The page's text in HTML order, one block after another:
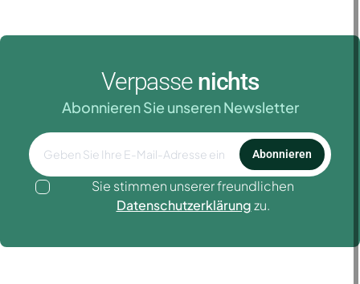
Verpasse nichts
Abonnieren Sie unseren Newsletter
Abonnieren
Sie stimmen unserer freundlichen
Datenschutzerklärungzu.